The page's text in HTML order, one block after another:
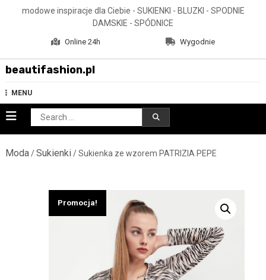
modowe inspiracje dla Ciebie - SUKIENKI - BLUZKI - SPODNIE
DAMSKIE - SPÓDNICE
Online 24h Wygodnie
beautifashion.pl
MENU
Search
for:
Moda/Sukienki/ Sukienka ze wzorem PATRIZIA PEPE
Promocja!